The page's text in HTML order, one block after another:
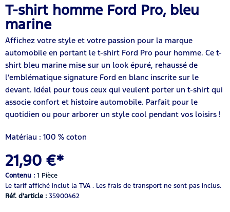
T-shirt homme Ford Pro, bleu
marine
Affichez votre style et votre passion pour la marque
automobile en portant le t-shirt Ford Pro pour homme. Ce t-
shirt bleu marine mise sur un look épuré, rehaussé de
l’emblématique signature Ford en blanc inscrite sur le
devant. Idéal pour tous ceux qui veulent porter un t-shirt qui
associe confort et histoire automobile. Parfait pour le
quotidien ou pour arborer un style cool pendant vos loisirs !
Matériau : 100 % coton
21,90 €*
Contenu : 1 Pièce
Le tarif affiché inclut la TVA . Les frais de transport ne sont pas inclus.
Réf. d'article : 35900462